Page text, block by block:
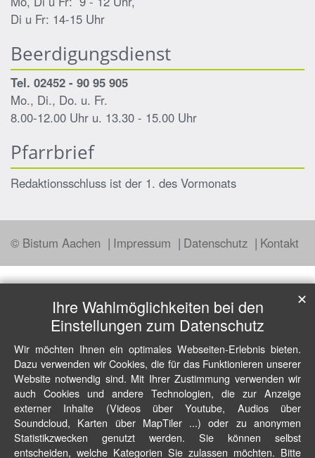
Di u Fr: 14-15 Uhr
Beerdigungsdienst
Tel. 02452 - 90 95 905
Mo., Di., Do. u. Fr.
8.00-12.00 Uhr u. 13.30 - 15.00 Uhr
Pfarrbrief
Redaktionsschluss ist der 1. des Vormonats
© Bistum Aachen Impressum Datenschutz Kontakt
Ihre Wahlmöglichkeiten bei den
Einstellungen zum Datenschutz
Wir möchten Ihnen ein optimales Webseiten-Erlebnis bieten.
Dazu verwenden wir Cookies, die für das Funktionieren unserer
Website notwendig sind. Mit Ihrer Zustimmung verwenden wir
auch Cookies und andere Technologien, die zur Anzeige
externer Inhalte (Videos über Youtube, Audios über
Soundcloud, Karten über MapTiler ...) oder zu anonymen
Statistikzwecken genutzt werden. Sie können selbst
entscheiden, welche Kategorien Sie zulassen möchten. Bitte
✕